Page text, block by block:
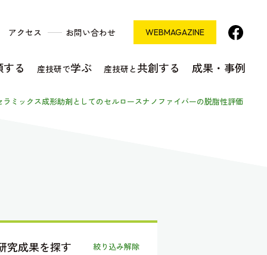
アクセス お問い合わせ WEBMAGAZINE
る 産技研で学ぶ 産技研と 共創する 成果・事例
ラミックス成形助剤としてのセルロースナノファイバーの脱脂性評価
究成果を探す 絞り込み解除